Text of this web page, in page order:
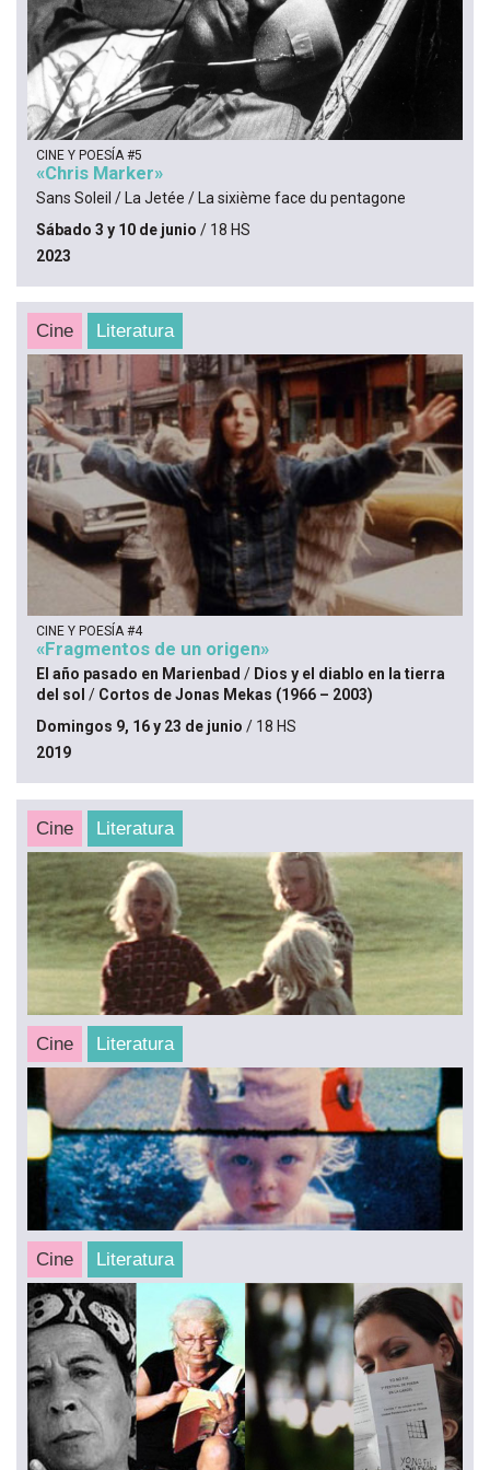
CINE Y POESÍA #5
«Chris Marker»
Sans Soleil / La Jetée / La sixième face du pentagone
Sábado 3 y 10 de junio / 18 HS
2023
Cine Literatura
CINE Y POESÍA #4
«Fragmentos de un origen»
El año pasado en Marienbad / Dios y el diablo en la tierra
del sol / Cortos de Jonas Mekas (1966 – 2003)
Domingos 9, 16 y 23 de junio / 18 HS
2019
Cine Literatura
CINE Y POESÍA #3
«Poéticas del Yo»
Heart of a dog / My Winnipeg / Sans Soleil
Domingos 15, 22 y 29 de abril/ 19 HS
2018
Cine Literatura
CINE POESÍA #2
«Métrica de la imagen»
Jonas Mekas/Jean Cocteau
Sábados 2 y 9 de septiembre/ 18 HS
2017
Cine Literatura